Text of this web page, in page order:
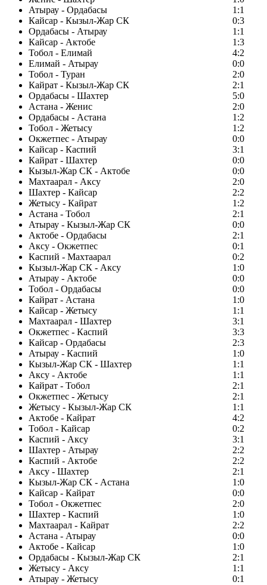
Атырау - Ордабасы
1:1
Кайсар - Кызыл-Жар СК
0:3
Ордабасы - Атырау
1:1
Кайсар - Актобе
1:3
Тобол - Елимай
4:2
Елимай - Атырау
0:0
Тобол - Туран
2:0
Кайрат - Кызыл-Жар СК
2:1
Ордабасы - Шахтер
5:0
Астана - Женис
2:0
Ордабасы - Астана
1:2
Тобол - Жетысу
1:2
Окжетпес - Атырау
0:0
Кайсар - Каспий
3:1
Кайрат - Шахтер
0:0
Кызыл-Жар СК - Актобе
0:0
Махтаарал - Аксу
2:0
Шахтер - Кайсар
2:2
Жетысу - Кайрат
1:2
Астана - Тобол
2:1
Атырау - Кызыл-Жар СК
0:0
Актобе - Ордабасы
2:1
Аксу - Окжетпес
0:1
Каспий - Махтаарал
0:2
Кызыл-Жар СК - Аксу
1:0
Атырау - Актобе
0:0
Тобол - Ордабасы
0:0
Кайрат - Астана
1:0
Кайсар - Жетысу
1:1
Махтаарал - Шахтер
3:1
Окжетпес - Каспий
3:3
Кайсар - Ордабасы
2:3
Атырау - Каспий
1:0
Кызыл-Жар СК - Шахтер
1:1
Аксу - Актобе
1:1
Кайрат - Тобол
2:1
Окжетпес - Жетысу
2:1
Жетысу - Кызыл-Жар СК
1:1
Актобе - Кайрат
4:2
Тобол - Кайсар
0:2
Каспий - Аксу
3:1
Шахтер - Атырау
2:2
Каспий - Актобе
2:2
Аксу - Шахтер
2:1
Кызыл-Жар СК - Астана
1:0
Кайсар - Кайрат
0:0
Тобол - Окжетпес
2:0
Шахтер - Каспий
1:0
Махтаарал - Кайрат
2:2
Астана - Атырау
0:0
Актобе - Кайсар
1:0
Ордабасы - Кызыл-Жар СК
2:1
Жетысу - Аксу
1:1
Атырау - Жетысу
0:1